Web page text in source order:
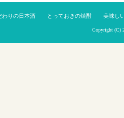
わりの日本酒 とっておきの焼酎 美味し
Copyright (C)